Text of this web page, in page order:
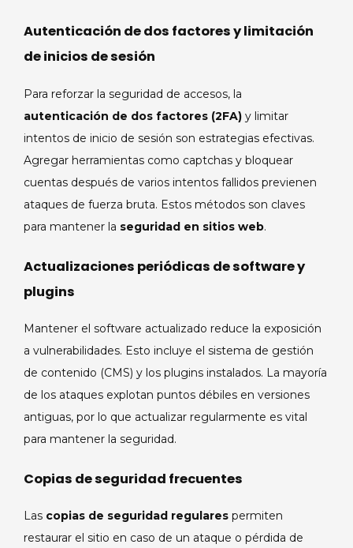
Autenticación de dos factores y limitación
de inicios de sesión
Para reforzar la seguridad de accesos, la
autenticación de dos factores (2FA) y limitar
intentos de inicio de sesión son estrategias efectivas.
Agregar herramientas como captchas y bloquear
cuentas después de varios intentos fallidos previenen
ataques de fuerza bruta. Estos métodos son claves
para mantener la seguridad en sitios web.
Actualizaciones periódicas de software y
plugins
Mantener el software actualizado reduce la exposición
a vulnerabilidades. Esto incluye el sistema de gestión
de contenido (CMS) y los plugins instalados. La mayoría
de los ataques explotan puntos débiles en versiones
antiguas, por lo que actualizar regularmente es vital
para mantener la seguridad.
Copias de seguridad frecuentes
Las copias de seguridad regulares permiten
restaurar el sitio en caso de un ataque o pérdida de